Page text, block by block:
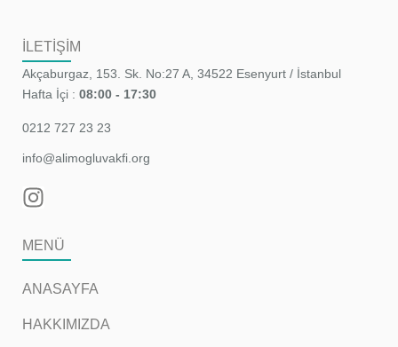
İLETİŞİM
Akçaburgaz, 153. Sk. No:27 A, 34522 Esenyurt / İstanbul
Hafta İçi : 08:00 - 17:30
0212 727 23 23
info@alimogluvakfi.org
MENÜ
ANASAYFA
HAKKIMIZDA